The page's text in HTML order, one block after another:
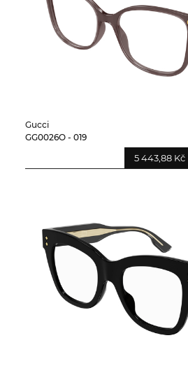
Gucci
GG0026O - 019
5 443,88 Kč